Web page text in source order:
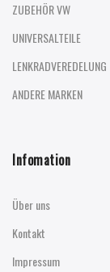
ZUBEHÖR VW
UNIVERSALTEILE
LENKRADVEREDELUNG
ANDERE MARKEN
Infomation
Über uns
Kontakt
Impressum